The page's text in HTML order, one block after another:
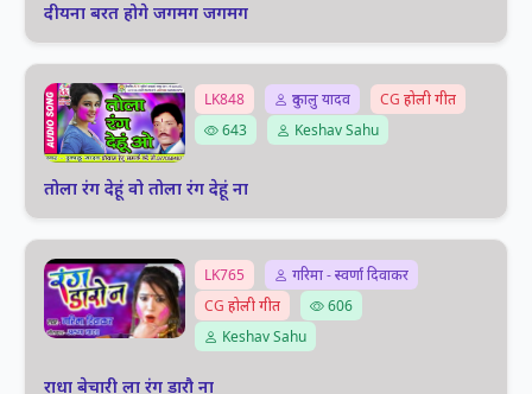
दीयना बरत होगे जगमग जगमग
LK848 दुकालु यादव
CG होली गीत
643
Keshav Sahu
तोला रंग देहूं वो तोला रंग देहूं ना
LK765
गरिमा - स्वर्णा दिवाकर
CG होली गीत
606
Keshav Sahu
राधा बेचारी ला रंग डारौ ना